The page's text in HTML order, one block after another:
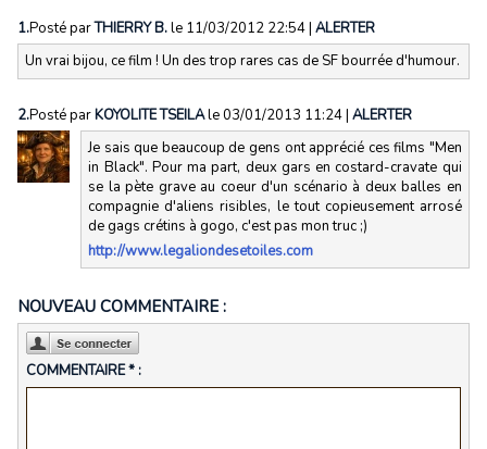
1.Posté parTHIERRY B.le 11/03/2012 22:54| ALERTER
Un vrai bijou, ce film ! Un des trop rares cas de SF bourrée d'humour.
2.Posté parKOYOLITE TSEILAle 03/01/2013 11:24| ALERTER
Je sais que beaucoup de gens ont apprécié ces films "Men
in Black". Pour ma part, deux gars en costard-cravate qui
se la pète grave au coeur d'un scénario à deux balles en
compagnie d'aliens risibles, le tout copieusement arrosé
de gags crétins à gogo, c'est pas mon truc ;)
http://www.legaliondesetoiles.com
NOUVEAU COMMENTAIRE :
COMMENTAIRE * :